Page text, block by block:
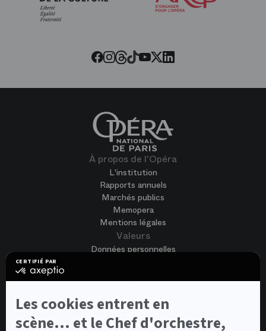
CERTIFIÉ PAR
certifié
En
plus
Les cookies entrent en
scène... et le Chef d'orchestre,
Facebook
Instagram
Threads
Tiktok
Youtube
Twitter
LinkedIn
À propos de l'Opéra
L'institution
Rapports annuels
Marchés publics
Memopera
Mentions légales
Valeurs
Données personnelles
Nous rejoindre
Offres d'emploi
Candidature spontanée